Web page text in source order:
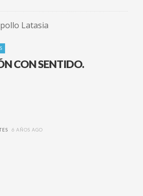
CON SENTIDO.
6 AÑOS AGO